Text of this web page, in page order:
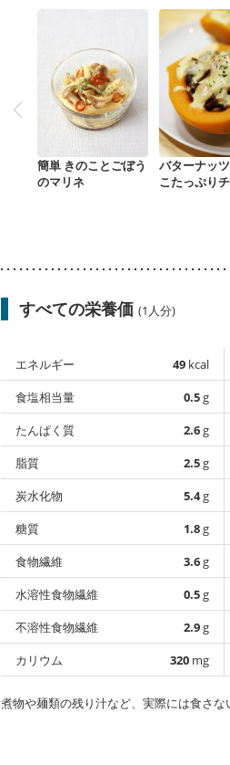
簡単 きのことごぼう
のマリネ
バターナッ
こたっぷり
すべての栄養価 (1人分)
エネルギー 49 kcal
食塩相当量
0.5g
たんぱく質
2.6g
脂質
2.5g
炭水化物
5.4g
糖質
1.8g
食物繊維
3.6g
水溶性食物繊維
0.5g
不溶性食物繊維
2.9g
カリウム
320 mg
煮物や麺類の残り汁など、実際には食さな